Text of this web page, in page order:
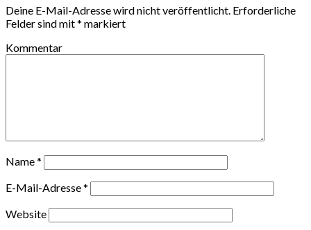
Deine E-Mail-Adresse wird nicht veröffentlicht. Erforderliche
Felder sind mit* markiert
Kommentar
Name*
E-Mail-Adresse*
Website